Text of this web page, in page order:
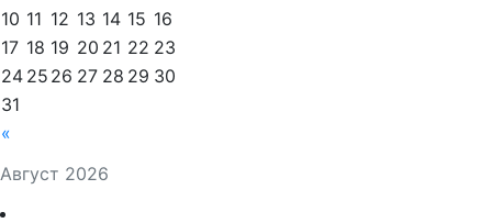
Август 2026
«
10 11 12 13 14 15 16
17 18 19 20 21 22 23
24 25 26 27 28 29 30
31